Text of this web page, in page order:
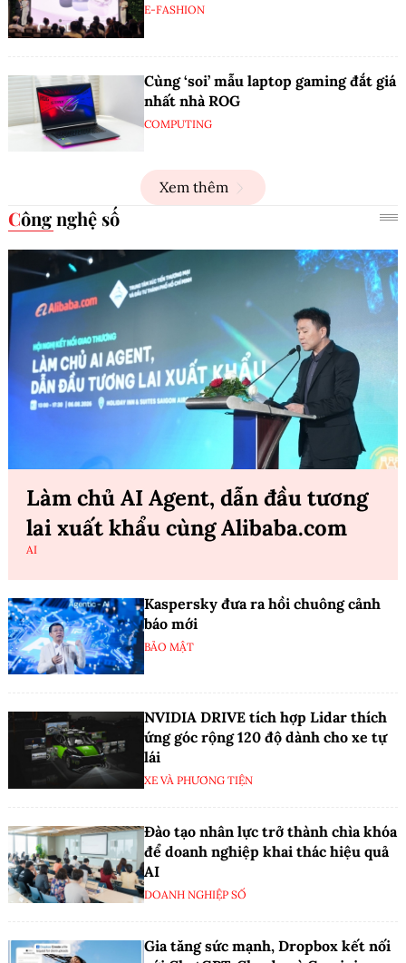
E-FASHION
Cùng ‘soi’ mẫu laptop gaming đắt giá
nhất nhà ROG
COMPUTING
Xem thêm
Công nghệ số
Làm chủ AI Agent, dẫn đầu tương
lai xuất khẩu cùng Alibaba.com
AI
Kaspersky đưa ra hồi chuông cảnh
báo mới
BẢO MẬT
NVIDIA DRIVE tích hợp Lidar thích
ứng góc rộng 120 độ dành cho xe tự
lái
XE VÀ PHƯƠNG TIỆN
Đào tạo nhân lực trở thành chìa khóa
để doanh nghiệp khai thác hiệu quả
AI
DOANH NGHIỆP SỐ
Gia tăng sức mạnh, Dropbox kết nối